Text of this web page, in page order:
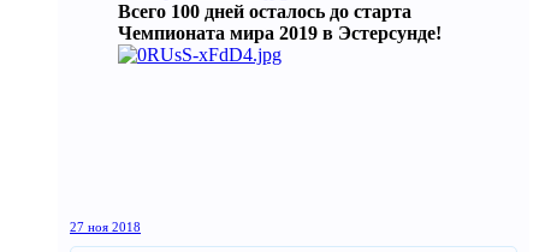
Всего 100 дней осталось до старта
Чемпионата мира 2019 в Эстерсунде!
27 ноя 2018